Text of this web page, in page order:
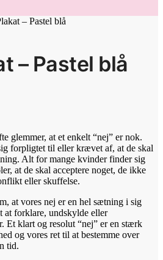
– Pastel blå
– Pastel blå
glemmer, at et enkelt “nej” er nok.
forpligtet til eller krævet af, at de skal
Alt for mange kvinder finder sig
at de skal acceptere noget, de ikke
eller skuffelse.
at vores nej er en hel sætning i sig
at forklare, undskylde eller
Et klart og resolut “nej” er en stærk
og vores ret til at bestemme over
tid.